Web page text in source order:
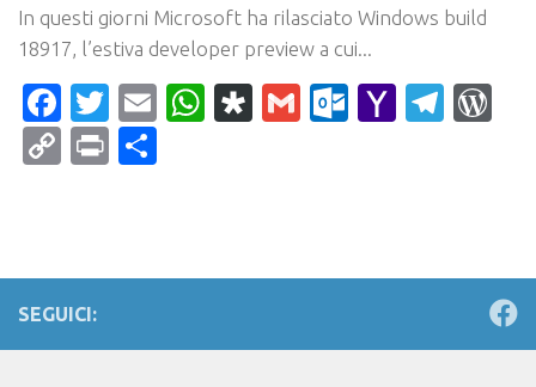
In questi giorni Microsoft ha rilasciato Windows build
18917, l’estiva developer preview a cui...
Facebook
Twitter
EmailWhatsApp
Diaspora
Gmail Yahoo
CopyPrint
SEGUICI: